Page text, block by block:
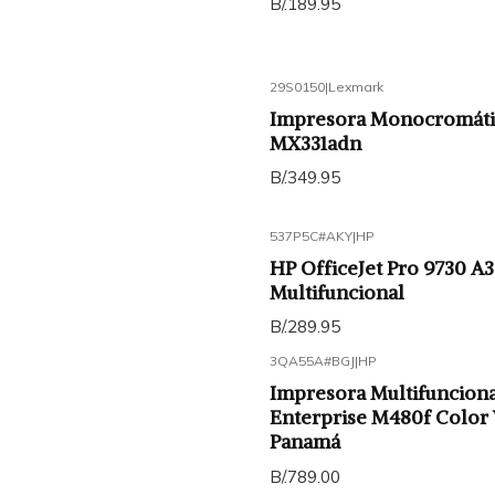
29S0150|Lexmark
Impresora
MX331adn
B/.349.95
537P5C#AKY|HP
HP OfficeJet Pro 9730
Multifuncional
B/.289.95
3QA55A#BGJ|HP
Impresora
Enterprise M480f Color
Panamá
B/.789.00